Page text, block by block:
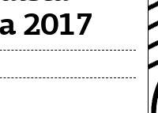
2017